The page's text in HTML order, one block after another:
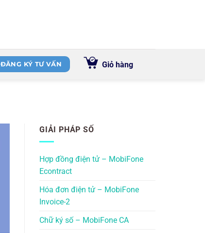
ĐĂNG KÝ TƯ VẤN Giỏ hàng
GIẢI PHÁP SỐ
Hợp đồng điện tử – MobiFone
Econtract
Hóa đơn điện tử – MobiFone
Invoice-2
Chữ ký số – MobiFone CA